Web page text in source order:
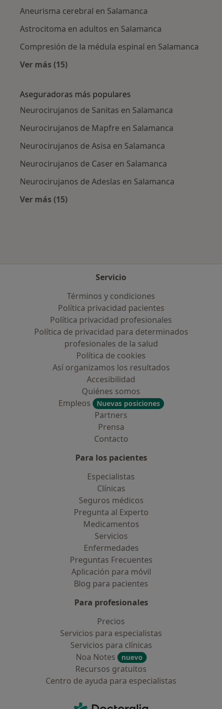
Aneurisma cerebral en Salamanca
Astrocitoma en adultos en Salamanca
Compresión de la médula espinal en Salamanca
Ver más (15)
Aseguradoras más populares
Neurocirujanos de Sanitas en Salamanca
Neurocirujanos de Mapfre en Salamanca
Neurocirujanos de Asisa en Salamanca
Neurocirujanos de Caser en Salamanca
Neurocirujanos de Adeslas en Salamanca
Ver más (15)
Servicio
Términos y condiciones
Política privacidad pacientes
Política privacidad profesionales
Política de privacidad para determinados
profesionales de la salud
Política de cookies
Así organizamos los resultados
Accesibilidad
Quiénes somos
Empleos
Nuevas posiciones
Partners
Prensa
Contacto
Para los pacientes
Especialistas
Clínicas
Seguros médicos
Pregunta al Experto
Medicamentos
Servicios
Enfermedades
Preguntas Frecuentes
Aplicación para móvil
Blog para pacientes
Para profesionales
Precios
Servicios para especialistas
Servicios para clínicas
Noa Notes
nuevo
Recursos gratuitos
Centro de ayuda para especialistas
Doctoralia - Página de inicio